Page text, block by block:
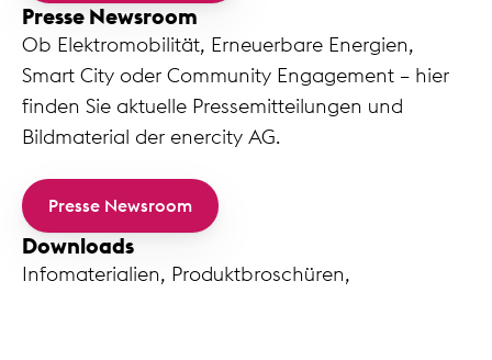
Presse Newsroom
Ob Elektromobilität, Erneuerbare Energien,
Smart City oder Community Engagement – hier
finden Sie aktuelle Pressemitteilungen und
Bildmaterial der enercity AG.
Presse Newsroom
Downloads
Infomaterialien, Produktbroschüren,